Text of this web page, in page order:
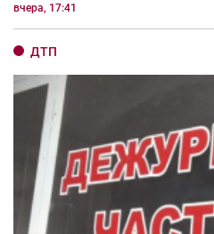
вчера, 17:41
ДТП